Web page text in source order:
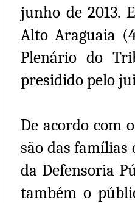
junho de 2013.
Alto Araguaia
Plenário do
presidido pelo
De acordo com
são das
da Defensoria
também o